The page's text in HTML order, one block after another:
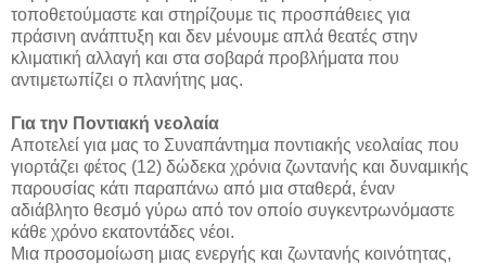
τοποθετούμαστε και στηρίζουμε τις προσπάθειες για
πράσινη ανάπτυξη και δεν μένουμε απλά θεατές στην
κλιματική αλλαγή και στα σοβαρά προβλήματα που
αντιμετωπίζει ο πλανήτης μας.
Για την Ποντιακή νεολαία
Αποτελεί για μας το Συναπάντημα ποντιακής νεολαίας που
γιορτάζει φέτος (12) δώδεκα χρόνια ζωντανής και δυναμικής
παρουσίας κάτι παραπάνω από μια σταθερά, έναν
αδιάβλητο θεσμό γύρω από τον οποίο συγκεντρωνόμαστε
κάθε χρόνο εκατοντάδες νέοι.
Μια προσομοίωση μιας ενεργής και ζωντανής κοινότητας,